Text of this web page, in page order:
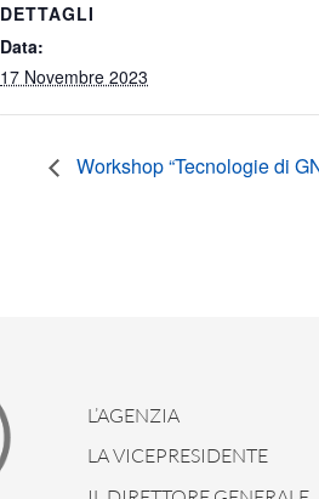
DETTAGLI
Data:
17 Novembre 2023
Workshop “Tecnologie di
L’AGENZIA
LA VICEPRESIDENTE